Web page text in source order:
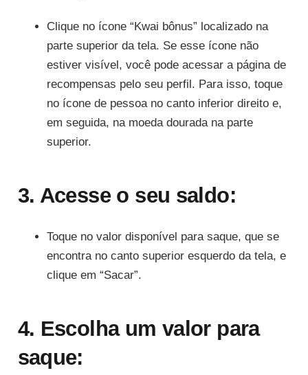
Clique no ícone “Kwai bônus” localizado na
parte superior da tela. Se esse ícone não
estiver visível, você pode acessar a página de
recompensas pelo seu perfil. Para isso, toque
no ícone de pessoa no canto inferior direito e,
em seguida, na moeda dourada na parte
superior.
3. Acesse o seu saldo:
Toque no valor disponível para saque, que se
encontra no canto superior esquerdo da tela, e
clique em “Sacar”.
4. Escolha um valor para
saque: